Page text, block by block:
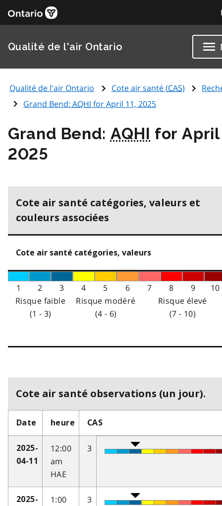
Qualité de l'air Ontario
Qualité de l'air Ontario Cote air santé (CAS)
Grand Bend:AQHI for April 11, 2025
Grand Bend: AQHI for April
2025
Cote air santé catégories, valeurs et
couleurs associées
Cote air santé catégories, valeurs
1 2 3 4 5 6 7 8 9
10
Risque faible
(1 - 3)
Risque modéré
(4 - 6)
Risque élevé
(7 - 10)
Cote air santé observations (un jour).
Date heure CAS
2025-
04-11
12:00
am
HAE
3
2025-
1:00
3